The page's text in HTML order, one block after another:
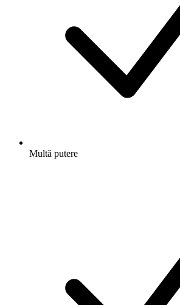
Multă putere